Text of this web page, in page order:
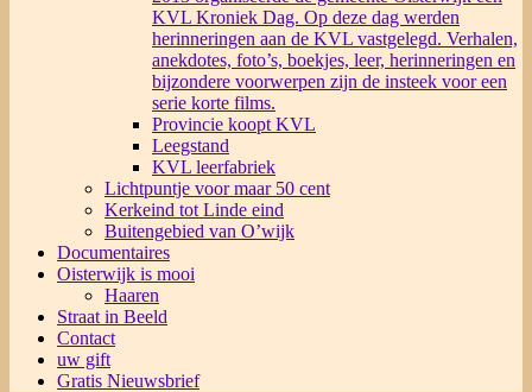
KVL Kroniek Dag. Op deze dag werden
herinneringen aan de KVL vastgelegd. Verhalen,
anekdotes, foto’s, boekjes, leer, herinneringen en
bijzondere voorwerpen zijn de insteek voor een
serie korte films.
Provincie koopt KVL
Leegstand
KVL leerfabriek
Lichtpuntje voor maar 50 cent
Kerkeind tot Linde eind
Buitengebied van O’wijk
Documentaires
Oisterwijk is mooi
Haaren
Straat in Beeld
Contact
uw gift
Gratis Nieuwsbrief